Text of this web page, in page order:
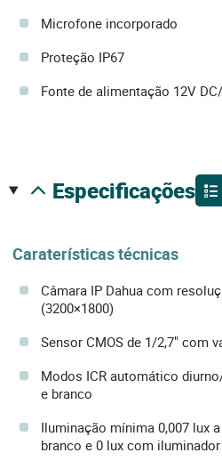
Microfone incorporado
Proteção IP67
Fonte de alimentação 12V
especificações
Caraterísticas técnicas
Câmara IP Dahua com
(3200×1800)
Sensor CMOS de 1/2,7" com
Modos ICR automático
e branco
Iluminação mínima 0,007 lux
branco e 0 lux com iluminador